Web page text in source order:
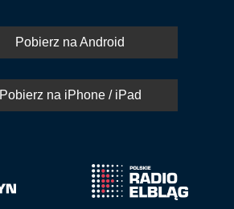
Pobierz na Android
Pobierz na iPhone / iPad